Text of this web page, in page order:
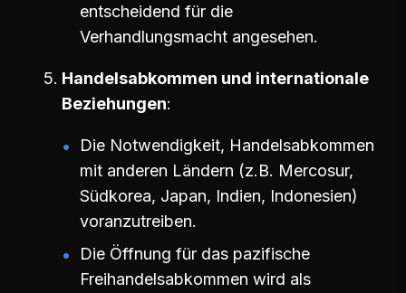
entscheidend für die
Verhandlungsmacht angesehen.
Handelsabkommen und internationale
Beziehungen
Die Notwendigkeit, Handelsabkommen
mit anderen Ländern (z.B. Mercosur,
Südkorea, Japan, Indien, Indonesien)
voranzutreiben.
Die Öffnung für das pazifische
Freihandelsabkommen wird als